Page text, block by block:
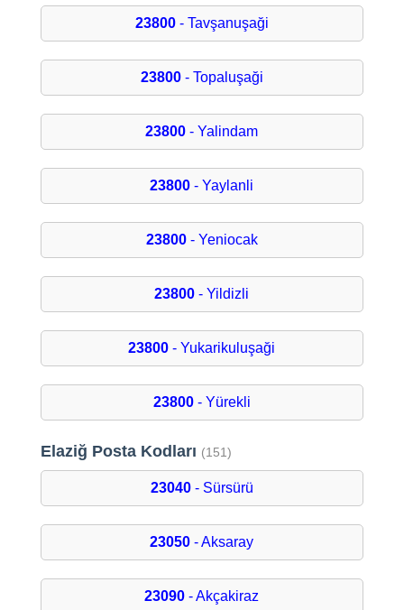
23800- Tavşanuşaği
23800- Topaluşaği
23800 - Yalindam
23800 - Yaylanli
23800- Yeniocak
23800 - Yildizli
23800 - Yukarikuluşaği
23800- Yürekli
Elaziğ Posta Kodları (151)
23040- Sürsürü
23050 - Aksaray
23090 - Akçakiraz